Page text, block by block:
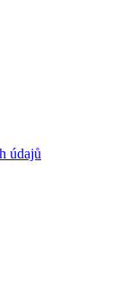
údajů